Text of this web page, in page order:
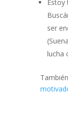
Estoy
ser
lucha